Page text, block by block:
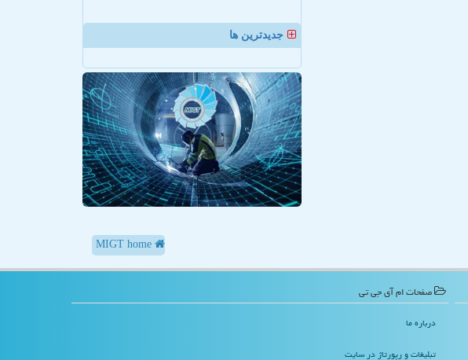
جدیدترین ها
صفحات ام آی جی تی
درباره ما
تبلیغات و رپورتاژ در سایت